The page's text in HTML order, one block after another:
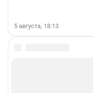
5 августа, 18:13